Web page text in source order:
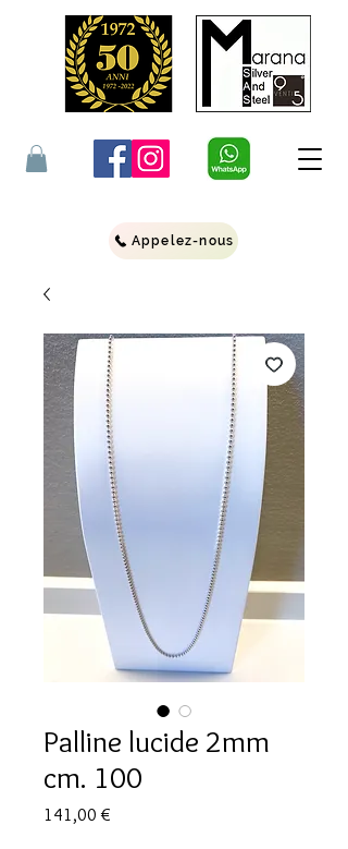
Appelez-nous
Palline lucide 2mm
cm. 100
141,00 €